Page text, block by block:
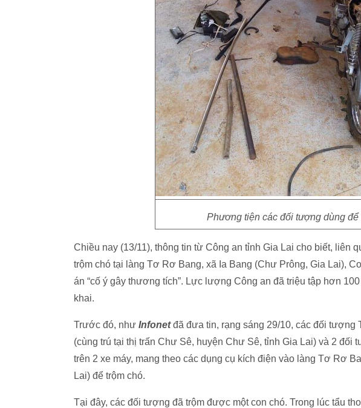
Phương tiện các đối tượng dùng để
Chiều nay (13/11), thông tin từ Công an tỉnh Gia Lai cho biết, liên
trộm chó tại làng Tơ Rơ Bang, xã Ia Bang (Chư Prông, Gia Lai),
án “cố ý gây thương tích”. Lực lượng Công an đã triệu tập hơn
khai.
Trước đó, như Infonetđã đưa tin, rạng sáng 29/10, các đối tượng
(cùng trú tại thị trấn Chư Sê, huyện Chư Sê, tỉnh Gia Lai) và 2 đối
trên 2 xe máy, mang theo các dụng cụ kích điện vào làng Tơ Rơ
Lai) để trộm chó.
Tại đây, các đối tượng đã trộm được một con chó. Trong lúc tẩu